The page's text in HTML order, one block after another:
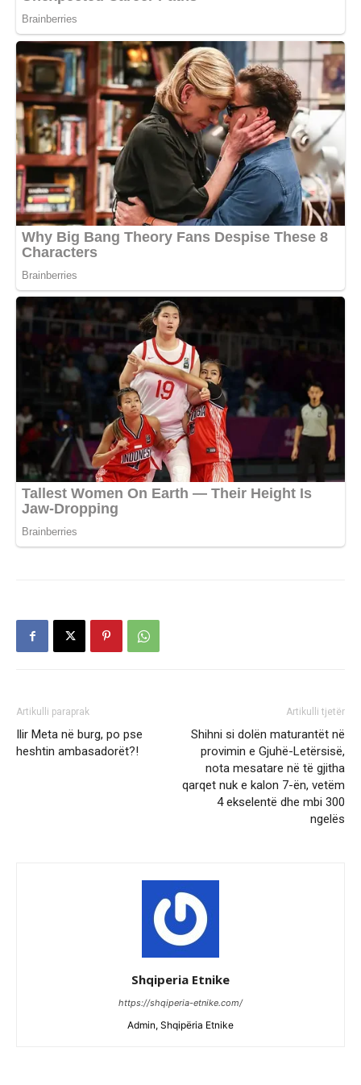
Artikulli paraprak
Ilir Meta në burg, po pse
heshtin ambasadorët?!
Artikulli tjetër
Shihni si dolën maturantët në
provimin e Gjuhë-Letërsisë,
nota mesatare në të gjitha
qarqet nuk e kalon 7-ën, vetëm
4 ekselentë dhe mbi 300
ngelës
Shqiperia Etnike
https://shqiperia-etnike.com/
Admin, Shqipëria Etnike